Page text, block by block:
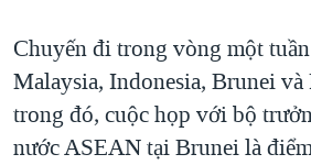
TRỊNH VĨNH BÌNH VS. CHÍNH PHỦ
NGƯ DÂN VIỆT VÀ LÀN SÓNG
BÊN KIA QUỐC LỘ: TIẾNG VỌNG
Chuyến đi trong vòng một
Malaysia, Indonesia, Brunei
trong đó, cuộc họp với bộ
nước ASEAN tại Brunei là